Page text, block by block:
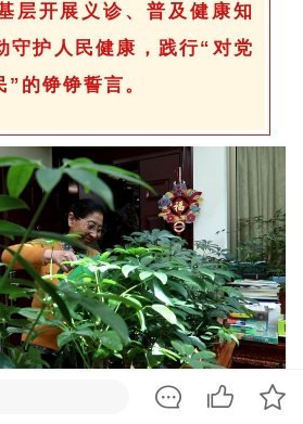
层开展义诊、普及健康知
守护人民健康，践行“对党
的铮铮誓言。